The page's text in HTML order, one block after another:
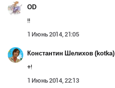
OD
!!
1 Июнь 2014, 21:05
Константин Шелихов (kotka)
+!
1 Июнь 2014, 22:13